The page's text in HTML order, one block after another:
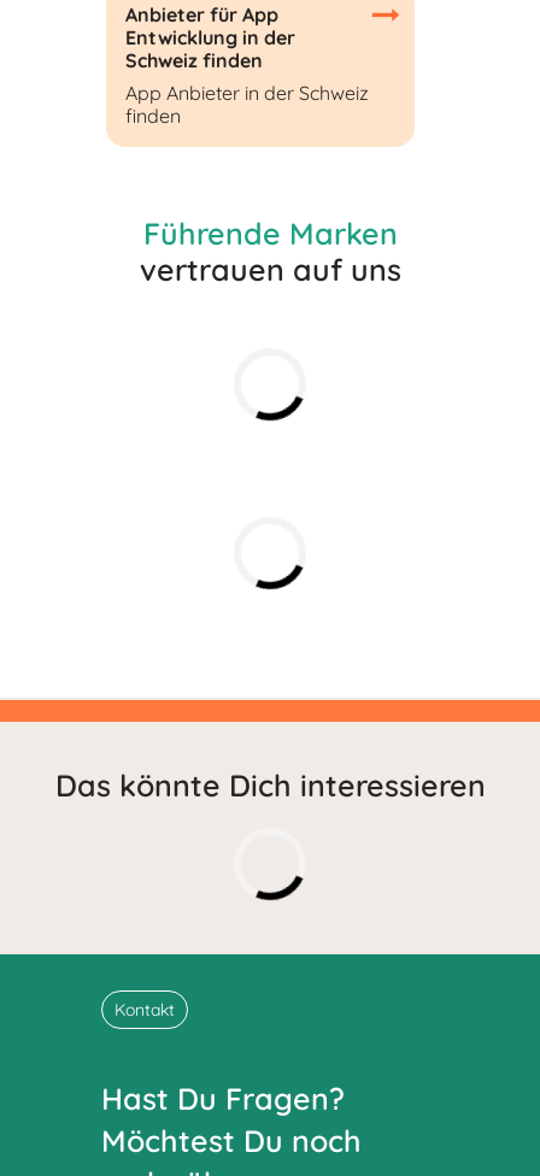
Anbieter für App
Entwicklung in der
Schweiz finden
App Anbieter in der Schweiz
finden
Führende Marken
vertrauen auf uns
Das könnte Dich interessieren
Kontakt
Hast Du Fragen?
Möchtest Du noch